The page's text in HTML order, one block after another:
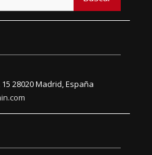
28020 Madrid, España